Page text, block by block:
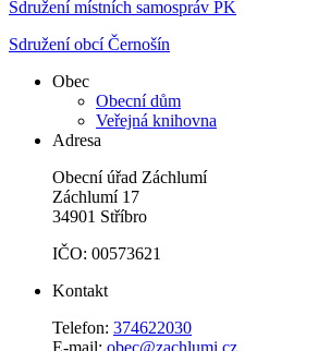
Sdružení místních samospráv PK
Sdružení obcí Černošín
Obec
Obecní dům
Veřejná knihovna
Adresa
Obecní úřad Záchlumí
Záchlumí 17
34901 Stříbro
IČO: 00573621
Kontakt
Telefon: 374622030
E-mail: obec@zachlumi.cz